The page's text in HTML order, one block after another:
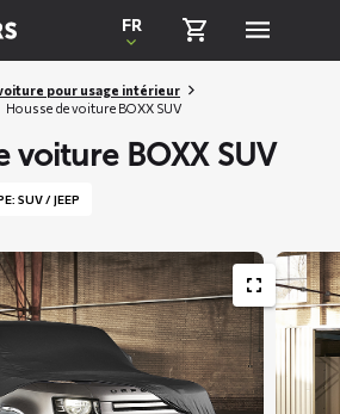
FR
pour usage intérieur
Housse de voiture BOXX SUV
voiture BOXX SUV
SUV / JEEP